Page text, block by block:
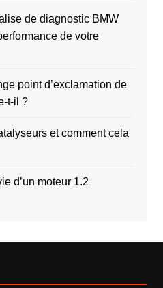
de diagnostic BMW
de votre
point d’exclamation de
t-il ?
et comment cela
d’un moteur 1.2